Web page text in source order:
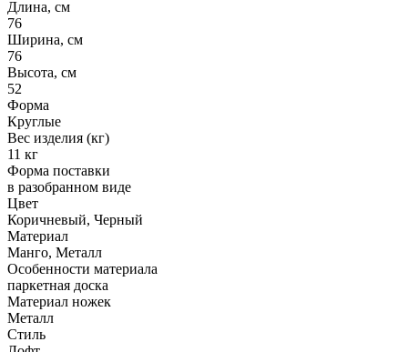
Длина, см
76
Ширина, см
76
Высота, см
52
Форма
Круглые
Вес изделия (кг)
11 кг
Форма поставки
в разобранном виде
Цвет
Коричневый, Черный
Материал
Манго, Металл
Особенности материала
паркетная доска
Материал ножек
Металл
Стиль